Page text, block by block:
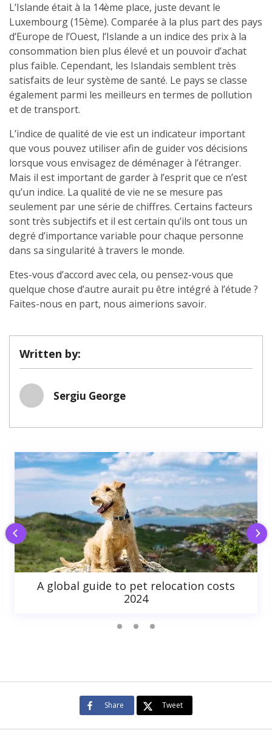
L’Islande était à la 14ème place, juste devant le
Luxembourg (15ème). Comparée à la plus part des pays
d’Europe de l’Ouest, l’Islande a un indice des prix à la
consommation bien plus élevé et un pouvoir d’achat
plus faible. Cependant, les Islandais semblent très
satisfaits de leur système de santé. Le pays se classe
également parmi les meilleurs en termes de pollution
et de transport.
L’indice de qualité de vie est un indicateur important
que vous pouvez utiliser afin de guider vos décisions
lorsque vous envisagez de déménager à l’étranger.
Mais il est important de garder à l’esprit que ce n’est
qu’un indice. La qualité de vie ne se mesure pas
seulement par une série de chiffres. Certains facteurs
sont très subjectifs et il est certain qu’ils ont tous un
degré d’importance variable pour chaque personne
dans sa singularité à travers le monde.
Etes-vous d’accord avec cela, ou pensez-vous que
quelque chose d’autre aurait pu être intégré à l’étude ?
Faites-nous en part, nous aimerions savoir.
Written by:
Sergiu George
A global guide to pet relocation costs
2024
Share Tweet